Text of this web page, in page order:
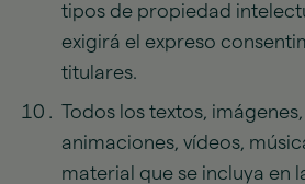
tipos de propiedad
exigirá el expreso
titulares.
Todos los textos,
animaciones, vídeos,
material que se incluya en